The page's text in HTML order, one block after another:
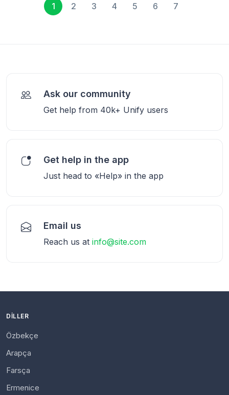
1 2 3 4 5 6 7
Ask our community
Get help from 40k+ Unify users
Get help in the app
Just head to «Help» in the app
Email us
Reach us at info@site.com
DILLER
Özbekçe
Arapça
Farsça
Ermenice